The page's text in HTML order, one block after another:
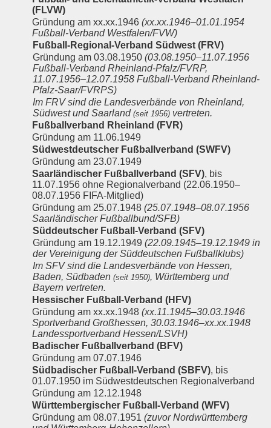
(FLVW)
Gründung am xx.xx.1946 (xx.xx.1946–01.01.1954
Fußball-Verband Westfalen/FVW)
Fußball-Regional-Verband Südwest (FRV)
Gründung am 03.08.1950 (03.08.1950–11.07.1956
Fußball-Verband Rheinland-Pfalz/FVRP,
11.07.1956–12.07.1958 Fußball-Verband Rheinland-
Pfalz-Saar/FVRPS)
Im FRV sind die Landesverbände von Rheinland,
Südwest und Saarland (seit 1956) vertreten.
Fußballverband Rheinland (FVR)
Gründung am 11.06.1949
Südwestdeutscher Fußballverband (SWFV)
Gründung am 23.07.1949
Saarländischer Fußballverband (SFV), bis
11.07.1956 ohne Regionalverband (22.06.1950–
08.07.1956 FIFA-Mitglied)
Gründung am 25.07.1948 (25.07.1948–08.07.1956
Saarländischer Fußballbund/SFB)
Süddeutscher Fußball-Verband (SFV)
Gründung am 19.12.1949 (22.09.1945–19.12.1949 in
der Vereinigung der Süddeutschen Fußballklubs)
Im SFV sind die Landesverbände von Hessen,
Baden, Südbaden (seit 1950), Württemberg und
Bayern vertreten.
Hessischer Fußball-Verband (HFV)
Gründung am xx.xx.1948 (xx.11.1945–30.03.1946
Sportverband Großhessen, 30.03.1946–xx.xx.1948
Landessportverband Hessen/LSVH)
Badischer Fußballverband (BFV)
Gründung am 07.07.1946
Südbadischer Fußball-Verband (SBFV), bis
01.07.1950 im Südwestdeutschen Regionalverband
Gründung am 12.12.1948
Württembergischer Fußball-Verband (WFV)
Gründung am 08.07.1951 (zuvor Nordwürttemberg